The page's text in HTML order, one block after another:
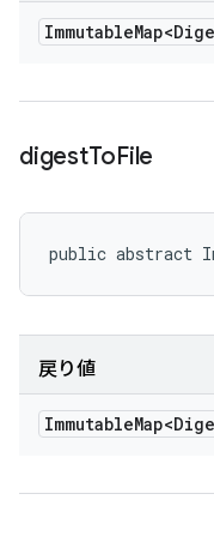
Immutable
digestToFile
public abstract
戻り値
Immutable